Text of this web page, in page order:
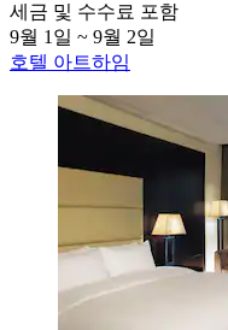
세금 및 수수료 포함
9월 1일 ~ 9월 2일
호텔 아트하임